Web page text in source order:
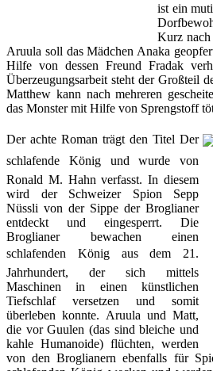
ist ein
Kurz
Aruula soll das Mädchen Anaka
Hilfe von dessen Freund Fradak
Überzeugungsarbeit steht der Großteil
Matthew kann nach mehreren
das Monster mit Hilfe von Sprengstoff
Der achte Roman trägt den Titel  Der
schlafende König und wurde von
Ronald M. Hahn verfasst. In diesem
wird der Schweizer Spion Sepp
Nüssli von der Sippe der Broglianer
entdeckt und eingesperrt. Die
Broglianer bewachen einen
schlafenden König aus dem 21.
Jahrhundert, der sich mittels
Maschinen in einen künstlichen
Tiefschlaf versetzen und somit
überleben konnte. Aruula und Matt,
die vor Guulen (das sind bleiche und
kahle Humanoide) flüchten, werden
von den Broglianern ebenfalls für